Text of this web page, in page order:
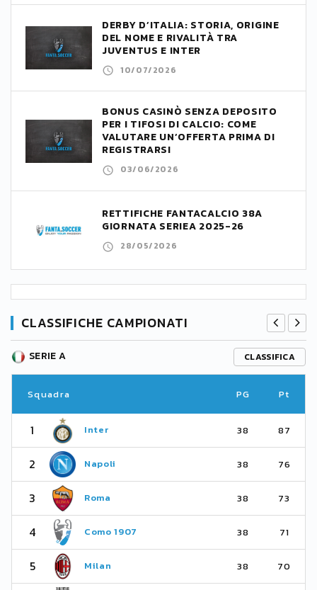
DERBY D’ITALIA: STORIA, ORIGINE
DEL NOME E RIVALITÀ TRA
JUVENTUS E INTER
10/07/2026
BONUS CASINÒ SENZA DEPOSITO
PER I TIFOSI DI CALCIO: COME
VALUTARE UN’OFFERTA PRIMA DI
REGISTRARSI
03/06/2026
RETTIFICHE FANTACALCIO 38A
GIORNATA SERIEA 2025-26
28/05/2026
CLASSIFICHE CAMPIONATI
SERIE A CLASSIFICA
Squadra PG Pt
1 Inter 38 87
2 Napoli 38 76
3 Roma 38 73
4 Como 1907 38 71
5 Milan 38 70